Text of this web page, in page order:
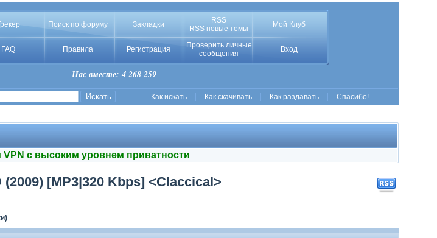
Поиск по форуму Закладки
RSS
RSS новые темы
Мой Клуб
FAQ Правила Регистрация
Проверить личные
сообщения
Вход
Нас вместе: 4 268 259
Как искать Как скачивать Как раздавать Спасибо!
с высоким уровнем приватности
[MP3|320 Kbps] <Claccical>